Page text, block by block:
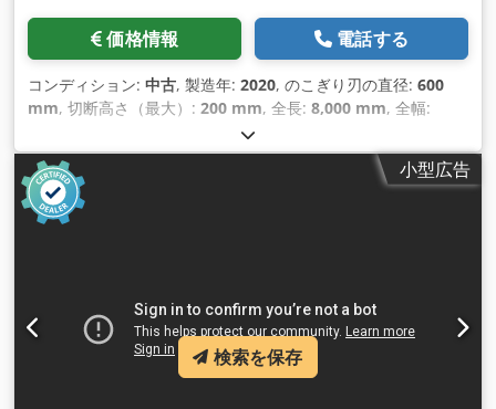
価格情報 電話する
コンディション: 中古, 製造年: 2020, のこぎり刃の直径: 600
mm, 切断高さ（最大）: 200 mm, 全長: 8,000 mm, 全幅:
小型広告
検索を保存